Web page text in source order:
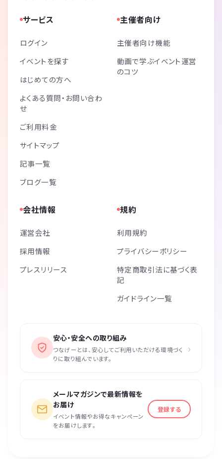
サービス
ログイン
イベントを探す
はじめての方へ
よくある質問・お問い合わ
せ
ご利用料金
サイトマップ
記事一覧
ブログ一覧
主催者向け
主催者向け機能
動画で学ぶイベント運営
のコツ
会社情報
運営会社
採用情報
プレスリリース
規約
利用規約
プライバシーポリシー
特定商取引法に基づく表
記
ガイドライン一覧
安心・安全への取り組み
つなげーとは、安心してご利用いただける環境づく
りに取り組んでいます。
›
メールマガジンで最新情報を
お届け
イベント情報やお得なキャンペーン
をお届けします。
登録する